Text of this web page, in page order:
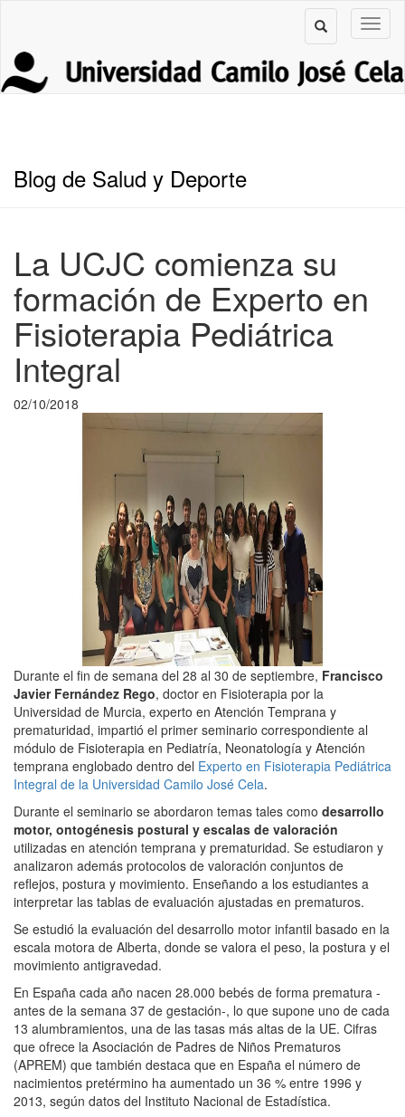
Blog de Salud y Deporte
La UCJC comienza su
formación de Experto en
Fisioterapia Pediátrica
Integral
02/10/2018
Durante el fin de semana del 28 al 30 de septiembre, Francisco
Javier Fernández Rego, doctor en Fisioterapia por la
Universidad de Murcia, experto en Atención Temprana y
prematuridad, impartió el primer seminario correspondiente al
módulo de Fisioterapia en Pediatría, Neonatología y Atención
temprana englobado dentro del Experto en Fisioterapia Pediátrica
Integral de la Universidad Camilo José Cela.
Durante el seminario se abordaron temas tales como desarrollo
motor, ontogénesis postural y escalas de valoración
utilizadas en atención temprana y prematuridad. Se estudiaron y
analizaron además protocolos de valoración conjuntos de
reflejos, postura y movimiento. Enseñando a los estudiantes a
interpretar las tablas de evaluación ajustadas en prematuros.
Se estudió la evaluación del desarrollo motor infantil basado en la
escala motora de Alberta, donde se valora el peso, la postura y el
movimiento antigravedad.
En España cada año nacen 28.000 bebés de forma prematura -
antes de la semana 37 de gestación-, lo que supone uno de cada
13 alumbramientos, una de las tasas más altas de la UE. Cifras
que ofrece la Asociación de Padres de Niños Prematuros
(APREM) que también destaca que en España el número de
nacimientos pretérmino ha aumentado un 36 % entre 1996 y
2013, según datos del Instituto Nacional de Estadística.